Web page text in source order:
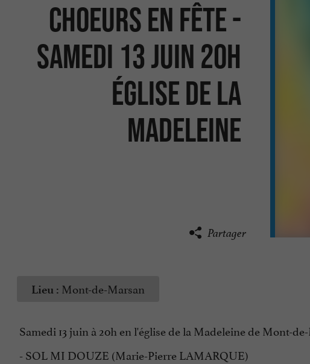
Choeurs en fête -
samedi 13 juin 20h
église de la
Madeleine
Partager
Lieu : Mont-de-Marsan
Samedi 13 juin à 20h en l'église de la Madeleine de Mont-
- SOL MI DOUZE (Marie-Pierre LAMARQUE)